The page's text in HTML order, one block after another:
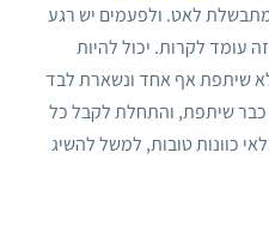
לאט. ולפעמים יש רגע
עומד לקרות. יכול להיות
שיתפת אף אחד ונשארת לבד
כבר שיתפת, והתחלת לקבל כל
כוונות טובות, למשל להשיג